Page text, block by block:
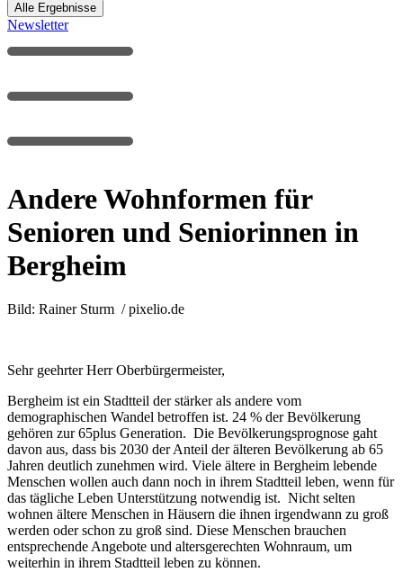
Alle Ergebnisse
Newsletter
Andere Wohnformen für
Senioren und Seniorinnen in
Bergheim
Bild: Rainer Sturm / pixelio.de
Sehr geehrter Herr Oberbürgermeister,
Bergheim ist ein Stadtteil der stärker als andere vom
demographischen Wandel betroffen ist. 24 % der Bevölkerung
gehören zur 65plus Generation. Die Bevölkerungsprognose gaht
davon aus, dass bis 2030 der Anteil der älteren Bevölkerung ab 65
Jahren deutlich zunehmen wird. Viele ältere in Bergheim lebende
Menschen wollen auch dann noch in ihrem Stadtteil leben, wenn für
das tägliche Leben Unterstützung notwendig ist. Nicht selten
wohnen ältere Menschen in Häusern die ihnen irgendwann zu groß
werden oder schon zu groß sind. Diese Menschen brauchen
entsprechende Angebote und altersgerechten Wohnraum, um
weiterhin in ihrem Stadtteil leben zu können.